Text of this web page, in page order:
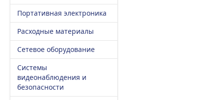
Портативная электроника
Расходные материалы
Сетевое оборудование
Системы
видеонаблюдения и
безопасности